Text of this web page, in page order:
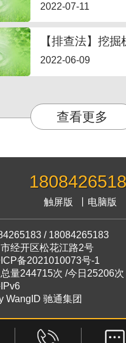
2022-07-11
【排查法】挖
2022-06-09
查看更多
触屏版 电脑版
/ 18084265183
经开区松花江路2号
备2021010073号-1
量244715次 /今日25206次
WangID 驰通集团